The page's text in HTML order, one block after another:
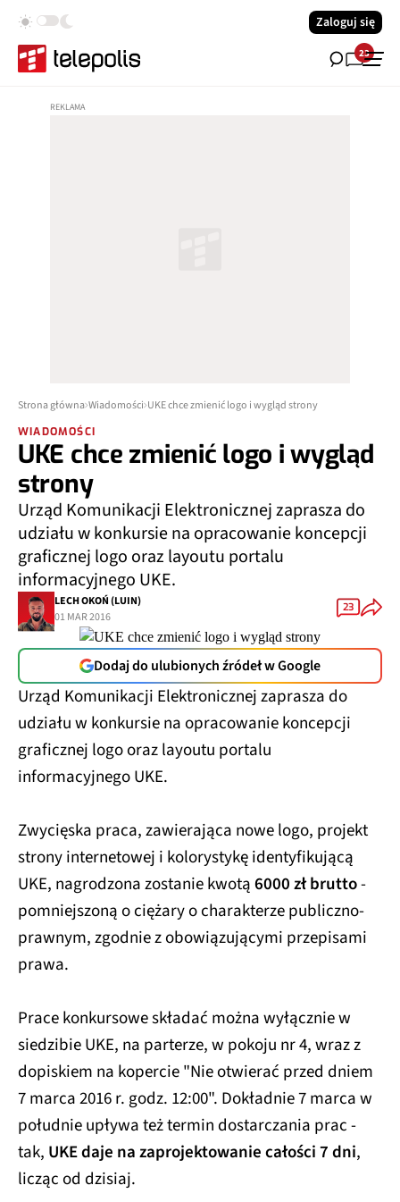
Zaloguj się
23
Strona główna Wiadomości UKE chce zmienić logo i wygląd strony
WIADOMOŚCI
UKE chce zmienić logo i wygląd
strony
Urząd Komunikacji Elektronicznej zaprasza do
udziału w konkursie na opracowanie koncepcji
graficznej logo oraz layoutu portalu
informacyjnego UKE.
LECH OKOŃ (LUIN)
01 MAR 2016
23
Dodaj do ulubionych źródeł w Google
Urząd Komunikacji Elektronicznej zaprasza do
udziału w konkursie na opracowanie koncepcji
graficznej logo oraz layoutu portalu
informacyjnego UKE.
Zwycięska praca, zawierająca nowe logo, projekt
strony internetowej i kolorystykę identyfikującą
UKE, nagrodzona zostanie kwotą6000 zł brutto-
pomniejszoną o ciężary o charakterze publiczno-
prawnym, zgodnie z obowiązującymi przepisami
prawa.
Prace konkursowe składać można wyłącznie w
siedzibie UKE, na parterze, w pokoju nr 4, wraz z
dopiskiem na kopercie "Nie otwierać przed dniem
7 marca 2016 r. godz. 12:00". Dokładnie 7 marca w
południe upływa też termin dostarczania prac -
tak, UKE daje na zaprojektowanie całości 7 dni,
licząc od dzisiaj.